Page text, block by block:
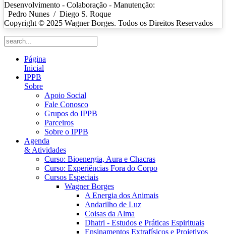
Desenvolvimento - Colaboração - Manutenção:
Pedro Nunes / Diego S. Roque
Copyright © 2025 Wagner Borges. Todos os Direitos Reservados
Página
Inicial
IPPB
Sobre
Apoio Social
Fale Conosco
Grupos do IPPB
Parceiros
Sobre o IPPB
Agenda
& Atividades
Curso: Bioenergia, Aura e Chacras
Curso: Experiências Fora do Corpo
Cursos Especiais
Wagner Borges
A Energia dos Animais
Andarilho de Luz
Coisas da Alma
Dhatri - Estudos e Práticas Espirituais
Ensinamentos Extrafísicos e Projetivos